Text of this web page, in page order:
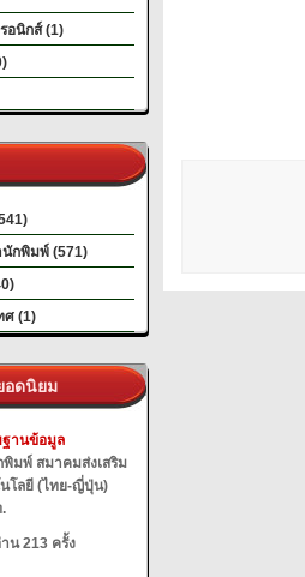
อนิกส์ (1)
กพิมพ์ (571)
ศ (1)
อดนิยม
ฐานข้อมูล
พิมพ์ สมาคมส่งเสริม
นโลยี (ไทย-ญี่ปุ่น)
น 213 ครั้ง